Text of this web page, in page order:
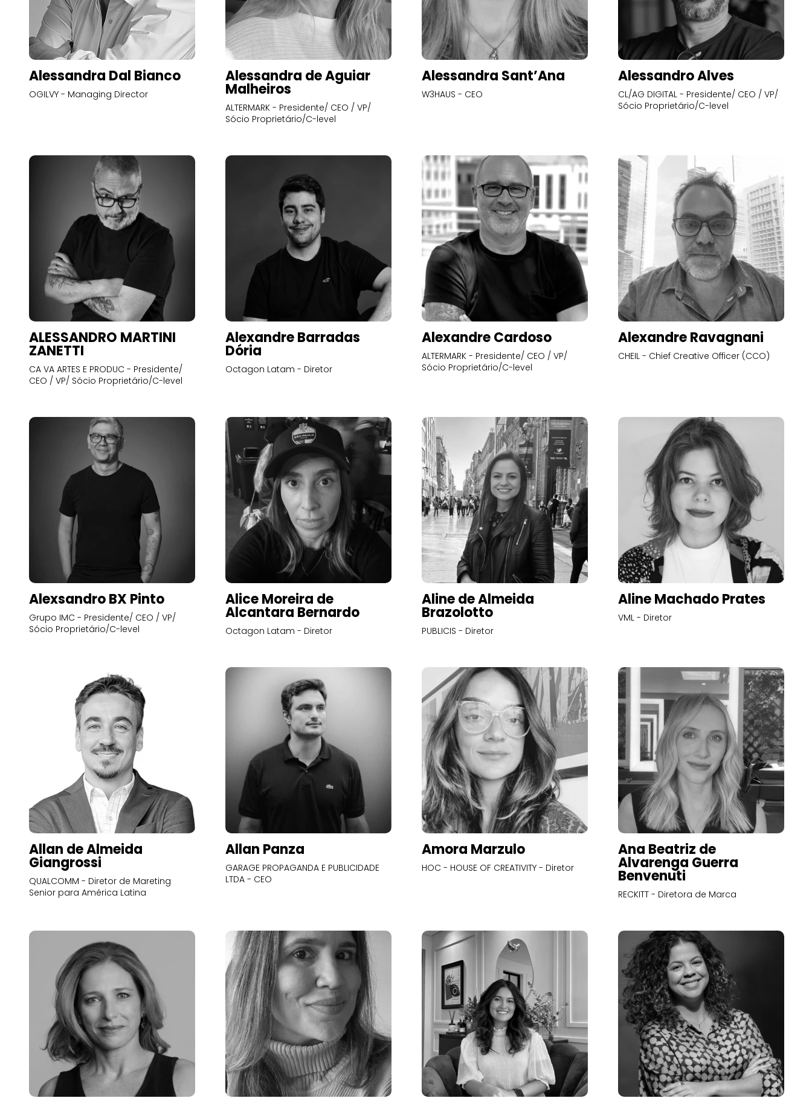
Alessandra Dal Bianco
OGILVY - Managing Director
Alessandra de Aguiar
Malheiros
ALTERMARK - Presidente/ CEO / VP/
Sócio Proprietário/C-level
Alessandra Sant’Ana
W3HAUS - CEO
Alessandro Alves
CL/AG DIGITAL - Presidente/ CEO / VP/
Sócio Proprietário/C-level
ALESSANDRO MARTINI
ZANETTI
CA VA ARTES E PRODUC - Presidente/
CEO / VP/ Sócio Proprietário/C-level
Alexandre Barradas
Dória
Octagon Latam - Diretor
Alexandre Cardoso
ALTERMARK - Presidente/ CEO / VP/
Sócio Proprietário/C-level
Alexandre Ravagnani
CHEIL - Chief Creative Officer (CCO)
Alexsandro BX Pinto
Grupo IMC - Presidente/ CEO / VP/
Sócio Proprietário/C-level
Alice Moreira de
Alcantara Bernardo
Octagon Latam - Diretor
Aline de Almeida
Brazolotto
PUBLICIS - Diretor
Aline Machado Prates
VML - Diretor
Allan de Almeida
Giangrossi
QUALCOMM - Diretor de Mareting
Senior para América Latina
Allan Panza
GARAGE PROPAGANDA E PUBLICIDADE
LTDA - CEO
Amora Marzulo
HOC - HOUSE OF CREATIVITY - Diretor
Ana Beatriz de
Alvarenga Guerra
Benvenuti
RECKITT - Diretora de Marca